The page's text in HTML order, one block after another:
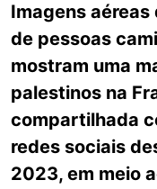
Imagens
de pessoas
mostram uma
palestinos na
compartilhada
redes sociais
2023, em meio